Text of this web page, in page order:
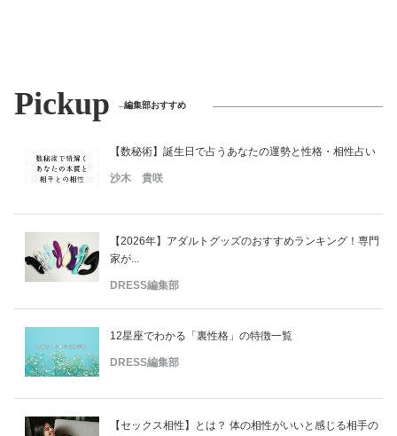
Pickup 編集部おすすめ
【数秘術】誕生日で占うあなたの運勢と性格・相性占い
沙木 貴咲
【2026年】アダルトグッズのおすすめランキング！専門
家が...
DRESS編集部
12星座でわかる「裏性格」の特徴一覧
DRESS編集部
【セックス相性】とは？ 体の相性がいいと感じる相手の